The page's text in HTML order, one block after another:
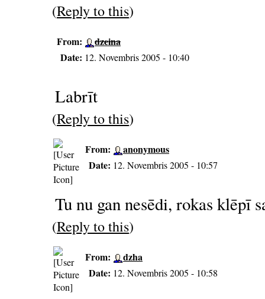
(Reply to this)
From:
dzeina
Date: 12. Novembris 2005 - 10:40
Labrīt
(Reply to this)
From:
anonymous
Date: 12. Novembris 2005 - 10:57
Tu nu gan nesēdi, rokas klēpī
(Reply to this)
From:
dzha
Date: 12. Novembris 2005 - 10:58